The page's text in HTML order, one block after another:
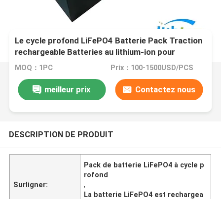
Le cycle profond LiFePO4 Batterie Pack Traction
rechargeable Batteries au lithium-ion pour
chariots élévateurs
MOQ：1PC Prix：100-1500USD/PCS
meilleur prix Contactez nous
DESCRIPTION DE PRODUIT
Surligner:
Pack de batterie LiFePO4 à cycle p
rofond
,
La batterie LiFePO4 est rechargea